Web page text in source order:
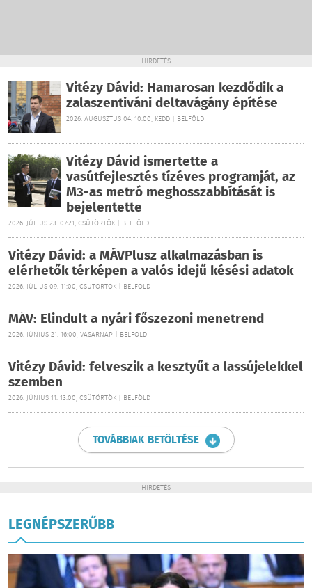
HIRDETÉS
Vitézy Dávid: Hamarosan kezdődik a
zalaszentiváni deltavágány építése
2026. AUGUSZTUS 04. 10:00, KEDD | BELFÖLD
Vitézy Dávid ismertette a
vasútfejlesztés tízéves programját, az
M3-as metró meghosszabbítását is
bejelentette
2026. JÚLIUS 23. 07:21, CSÜTÖRTÖK | BELFÖLD
Vitézy Dávid: a MÁVPlusz alkalmazásban is
elérhetők térképen a valós idejű késési adatok
2026. JÚLIUS 09. 11:00, CSÜTÖRTÖK | BELFÖLD
MÁV: Elindult a nyári főszezoni menetrend
2026. JÚNIUS 21. 16:00, VASÁRNAP | BELFÖLD
Vitézy Dávid: felveszik a kesztyűt a lassújelekkel
szemben
2026. JÚNIUS 11. 13:00, CSÜTÖRTÖK | BELFÖLD
TOVÁBBIAK BETÖLTÉSE
HIRDETÉS
LEGNÉPSZERŰBB